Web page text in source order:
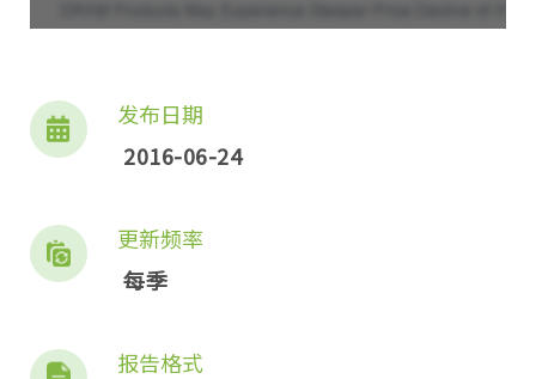
发布日期
2016-06-24
更新频率
每季
报告格式